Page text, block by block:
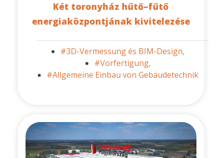
Két toronyház hűtő–fűtő
energiaközpontjának kivitelezése
#3D-Vermessung és BIM-Design,
#Vorfertigung,
#Allgemeine Einbau von Gebäudetechnik